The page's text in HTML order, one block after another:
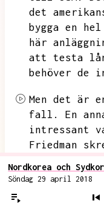
det
bygga en
här
att testa
behöver de
Men det är
fall.
En
intressant
Friedman
det i
Att
och farliga
Söndag 29 april 2018